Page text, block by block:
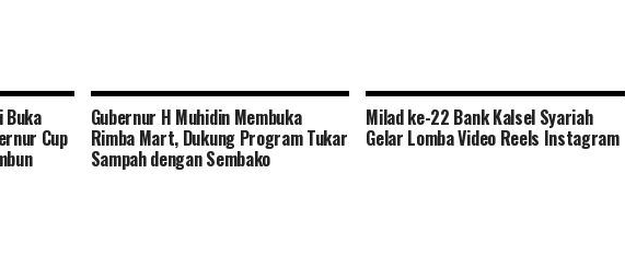
Buka
Cup
Gubernur H Muhidin Membuka
Rimba Mart, Dukung Program Tukar
Sampah dengan Sembako
Milad ke-22 Bank Kalsel Syariah
Gelar Lomba Video Reels Instagram